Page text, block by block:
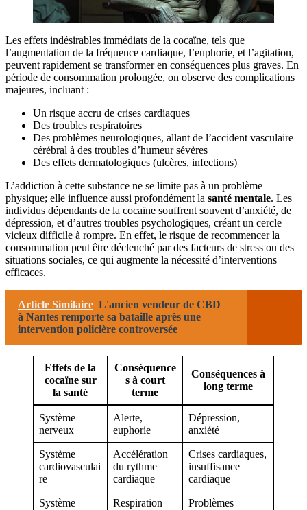
Les effets indésirables immédiats de la cocaïne, tels que
l’augmentation de la fréquence cardiaque, l’euphorie, et l’agitation,
peuvent rapidement se transformer en conséquences plus graves. En
période de consommation prolongée, on observe des complications
majeures, incluant :
Un risque accru de crises cardiaques
Des troubles respiratoires
Des problèmes neurologiques, allant de l’accident vasculaire
cérébral à des troubles d’humeur sévères
Des effets dermatologiques (ulcères, infections)
L’addiction à cette substance ne se limite pas à un problème
physique; elle influence aussi profondément la santé mentale. Les
individus dépendants de la cocaïne souffrent souvent d’anxiété, de
dépression, et d’autres troubles psychologiques, créant un cercle
vicieux difficile à rompre. En effet, le risque de recommencer la
consommation peut être déclenché par des facteurs de stress ou des
situations sociales, ce qui augmente la nécessité d’interventions
efficaces.
Article Similaire L'ancien vendeur de CBD
à Nantes remporte sa bataille après une
intervention policière controversée
Effets de la
cocaïne sur
la santé
Conséquence
s à court
terme
Conséquences à
long terme
Système
nerveux
Alerte,
euphorie
Dépression,
anxiété
Système
cardiovasculai
re
Accélération
du rythme
cardiaque
Crises cardiaques,
insuffisance
cardiaque
Système
Respiration
Problèmes